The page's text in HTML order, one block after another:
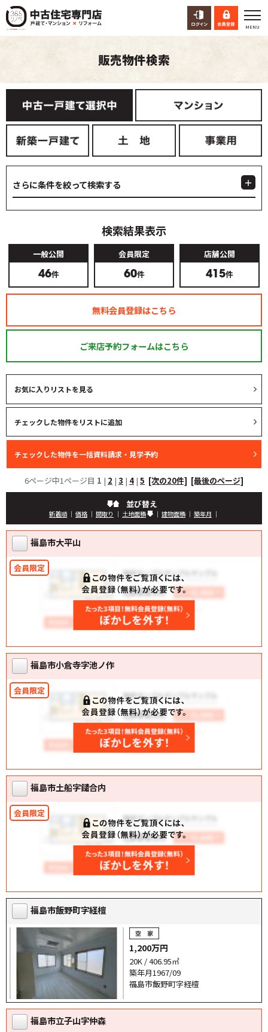
販売物件検索
さらに条件を絞って検索する
検索結果表示
一般公開
46件
会員限定
60件
店舗公開
415件
無料会員登録はこちら
ご来店予約フォームはこちら
お気に入りリストを見る
6ページ中1ページ目 1 | 2 | 3 | 4| 5 [次の20件] [最後のページ]
並び替え
新着順 ｜ 価格 ｜ 間取り ｜ 土地面積 ｜ 建物面積 ｜ 築年月 ｜
福島市大平山
福島市小倉寺字池ノ作
福島市土船字鑓合内
福島市飯野町字経檀
1,200万円
20K / 406.95㎡
築年月1967/09
福島市飯野町字経檀
福島市立子山字仲森